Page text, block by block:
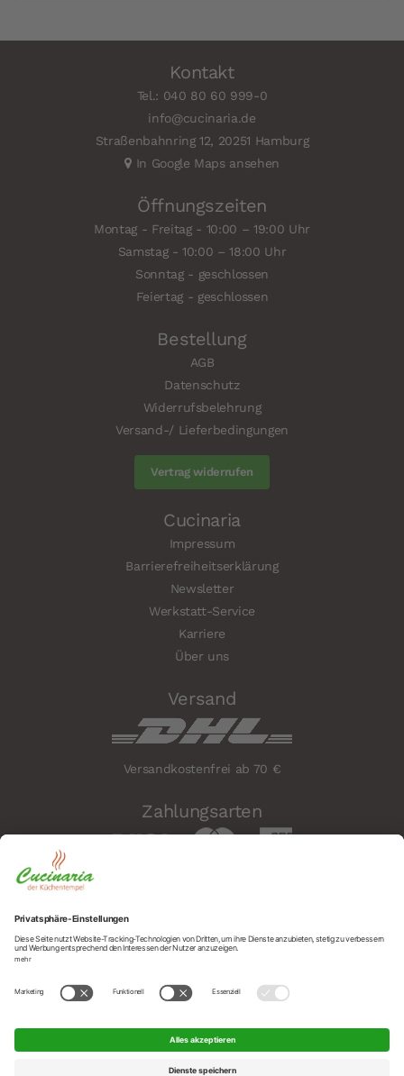
Kontakt
Tel.: 040 80 60 999-0
info@cucinaria.de
Straßenbahnring 12, 20251 Hamburg
In Google Maps ansehen
Öffnungszeiten
Montag - Freitag - 10:00 – 19:00 Uhr
Samstag - 10:00 – 18:00 Uhr
Sonntag - geschlossen
Feiertag - geschlossen
Bestellung
AGB
Datenschutz
Widerrufsbelehrung
Versand-/ Lieferbedingungen
Vertrag widerrufen
Cucinaria
Impressum
Barrierefreiheitserklärung
Newsletter
Werkstatt-Service
Karriere
Über uns
Versand
Versandkostenfrei ab 70 €
Zahlungsarten
Sicherheit
Social